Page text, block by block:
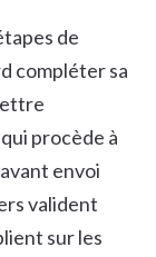
de
compléter sa
procède à
envoi
valident
sur les